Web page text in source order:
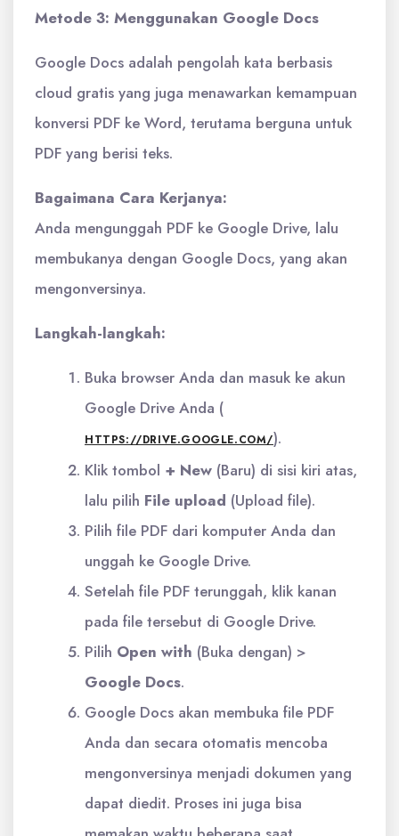
Metode 3: Menggunakan Google Docs
Google Docs adalah pengolah kata berbasis
cloud gratis yang juga menawarkan kemampuan
konversi PDF ke Word, terutama berguna untuk
PDF yang berisi teks.
Bagaimana Cara Kerjanya:
Anda mengunggah PDF ke Google Drive, lalu
membukanya dengan Google Docs, yang akan
mengonversinya.
Langkah-langkah:
Buka browser Anda dan masuk ke akun
Google Drive Anda (
HTTPS://DRIVE.GOOGLE.COM/).
Klik tombol + New (Baru) di sisi kiri atas,
lalu pilih File upload (Upload file).
Pilih file PDF dari komputer Anda dan
unggah ke Google Drive.
Setelah file PDF terunggah, klik kanan
pada file tersebut di Google Drive.
Pilih Open with (Buka dengan) >
Google Docs.
Google Docs akan membuka file PDF
Anda dan secara otomatis mencoba
mengonversinya menjadi dokumen yang
dapat diedit. Proses ini juga bisa